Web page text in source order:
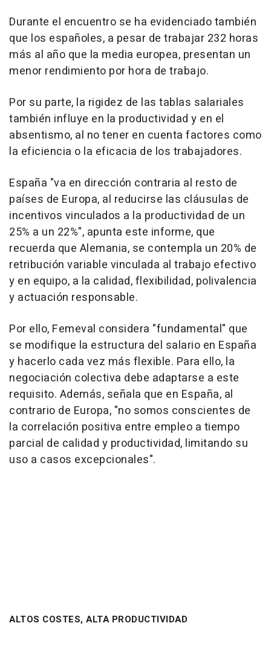
Durante el encuentro se ha evidenciado también
que los españoles, a pesar de trabajar 232 horas
más al año que la media europea, presentan un
menor rendimiento por hora de trabajo.
Por su parte, la rigidez de las tablas salariales
también influye en la productividad y en el
absentismo, al no tener en cuenta factores como
la eficiencia o la eficacia de los trabajadores.
España "va en dirección contraria al resto de
países de Europa, al reducirse las cláusulas de
incentivos vinculados a la productividad de un
25% a un 22%", apunta este informe, que
recuerda que Alemania, se contempla un 20% de
retribución variable vinculada al trabajo efectivo
y en equipo, a la calidad, flexibilidad, polivalencia
y actuación responsable.
Por ello, Femeval considera "fundamental" que
se modifique la estructura del salario en España
y hacerlo cada vez más flexible. Para ello, la
negociación colectiva debe adaptarse a este
requisito. Además, señala que en España, al
contrario de Europa, "no somos conscientes de
la correlación positiva entre empleo a tiempo
parcial de calidad y productividad, limitando su
uso a casos excepcionales".
ALTOS COSTES, ALTA PRODUCTIVIDAD